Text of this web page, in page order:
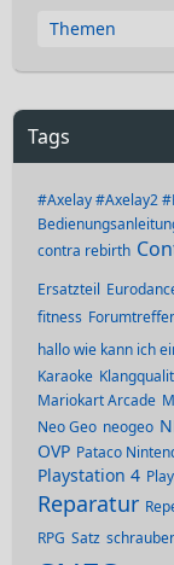
Themen
Tags
#Axelay #Axelay2
contra rebirth
Ersatzteil
fitness
hallo wie kann ich
Karaoke
Mariokart Arcade
Neo Geo neogeo
OVP Pataco
Playstation 4
Reparatur
RPG Satz